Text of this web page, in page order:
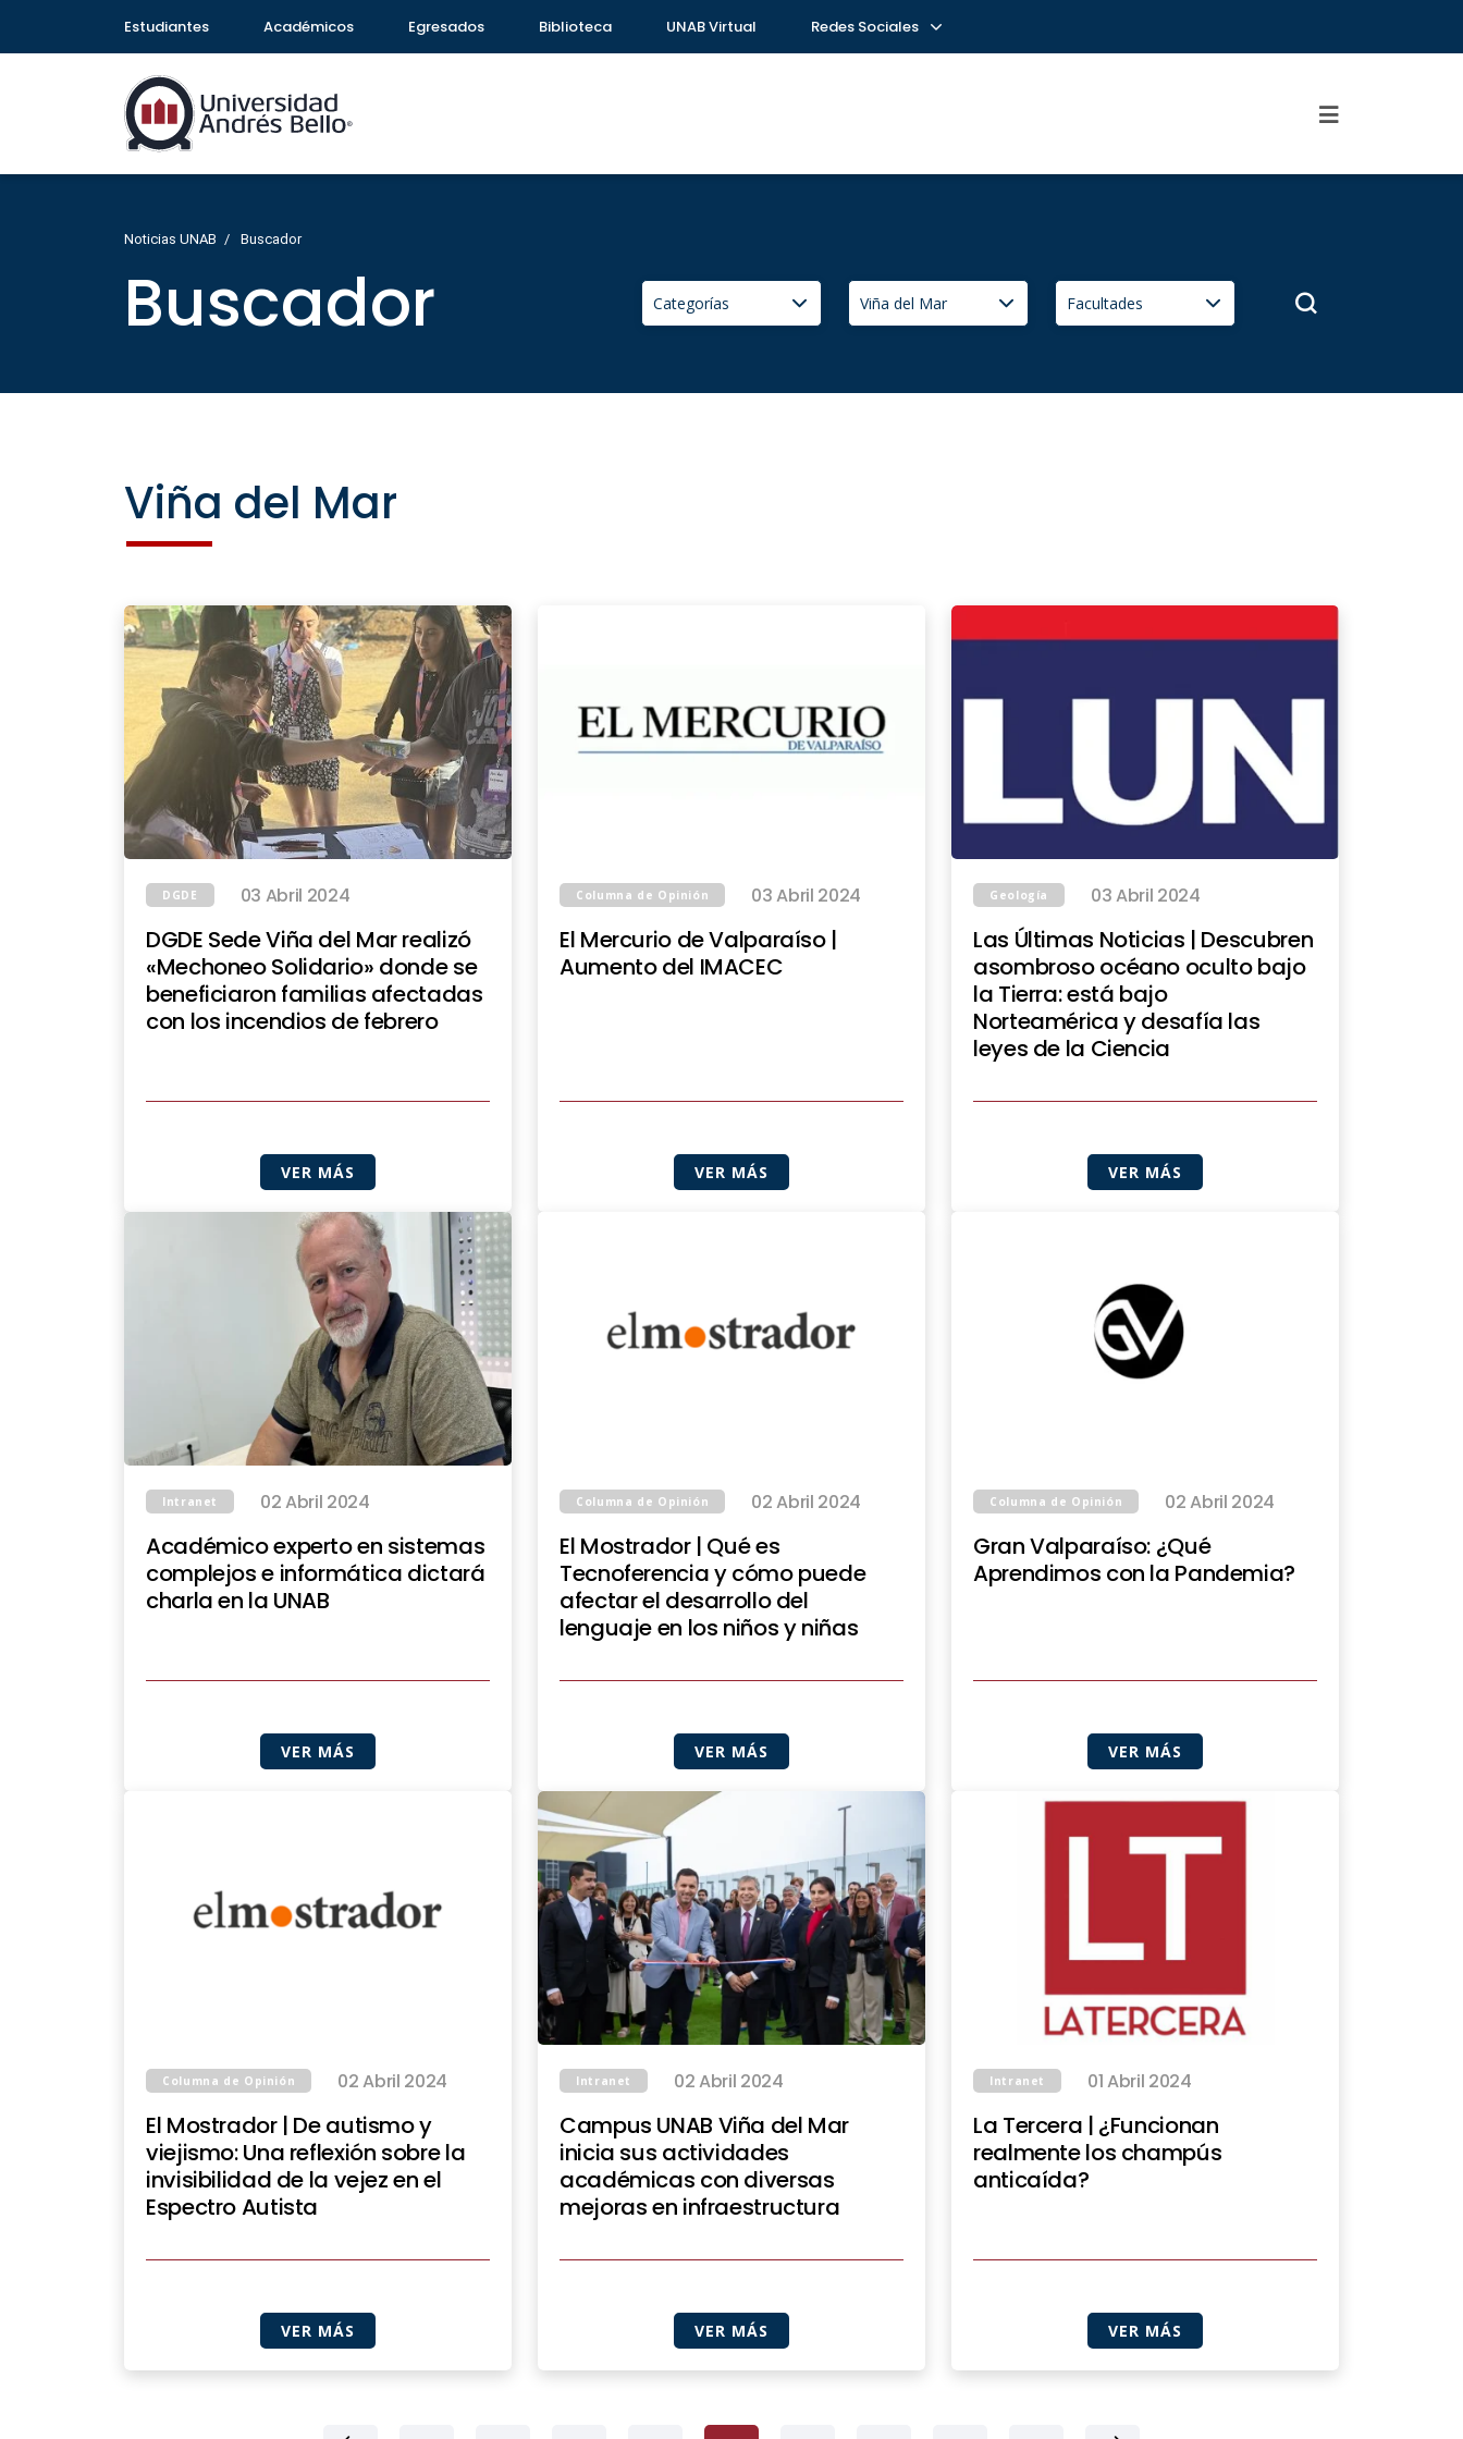
Estudiantes Académicos Egresados Biblioteca UNAB Virtual Redes Sociales
Noticias UNAB Buscador
Buscador
Viña del Mar
DGDE 03 Abril 2024
DGDE Sede Viña del Mar realizó
«Mechoneo Solidario» donde se
beneficiaron familias afectadas
con los incendios de febrero
VER MÁS
Columna de Opinión 03 Abril 2024
El Mercurio de Valparaíso |
Aumento del IMACEC
VER MÁS
Geología 03 Abril 2024
Las Últimas Noticias | Descubren
asombroso océano oculto bajo
la Tierra: está bajo
Norteamérica y desafía las
leyes de la Ciencia
VER MÁS
Intranet 02 Abril 2024
Académico experto en sistemas
complejos e informática dictará
charla en la UNAB
VER MÁS
Columna de Opinión 02 Abril 2024
El Mostrador | Qué es
Tecnoferencia y cómo puede
afectar el desarrollo del
lenguaje en los niños y niñas
VER MÁS
Columna de Opinión 02 Abril 2024
Gran Valparaíso: ¿Qué
Aprendimos con la Pandemia?
VER MÁS
Columna de Opinión 02 Abril 2024
El Mostrador | De autismo y
viejismo: Una reflexión sobre la
invisibilidad de la vejez en el
Espectro Autista
VER MÁS
Intranet 02 Abril 2024
Campus UNAB Viña del Mar
inicia sus actividades
académicas con diversas
mejoras en infraestructura
VER MÁS
Intranet 01 Abril 2024
La Tercera | ¿Funcionan
realmente los champús
anticaída?
VER MÁS